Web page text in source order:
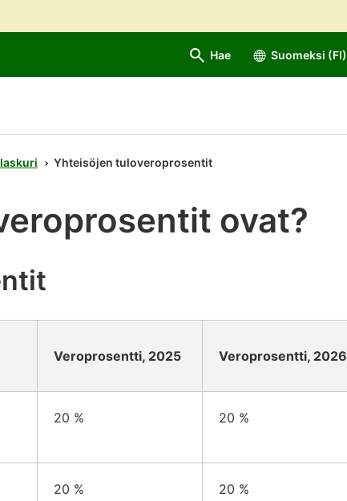
sisältöön
sivuston
Hae Suomeksi (FI)
Yhteisöjen tuloveroprosentit
ovat?
Veroprosentti, 2025 Veroprosentti, 2026
20 % 20 %
20 % 20 %